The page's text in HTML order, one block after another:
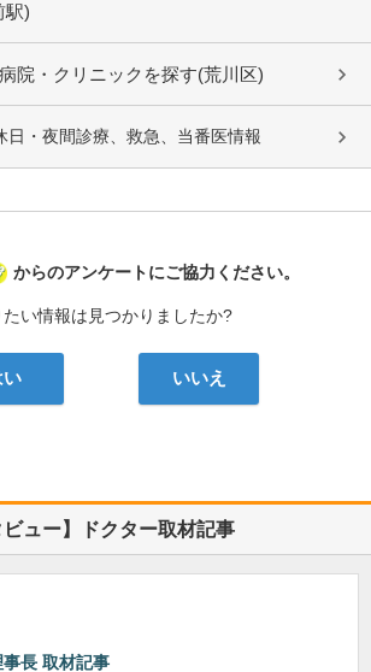
駅)
院・クリニックを探す(荒川区)
日・夜間診療、救急、当番医情報
病院なび
からのアンケートにご協力ください。
たい情報は見つかりましたか?
い いいえ
ビュー】ドクター取材記事
事長 取材記事